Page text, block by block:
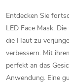
Entdecken Sie
LED Face Mask.
die Haut zu
verbessern. Mit
perfekt an das
Anwendung. Eine